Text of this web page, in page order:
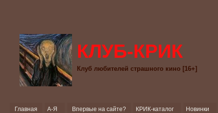
КЛУБ-КРИК
Клуб любителей страшного кино [16+]
Главная А-Я Впервые на сайте? КРИК-каталог Новинки